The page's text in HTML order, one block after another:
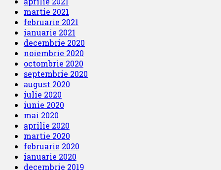
martie 2021
februarie 2021
ianuarie 2021
decembrie 2020
noiembrie 2020
octombrie 2020
septembrie 2020
august 2020
iulie 2020
iunie 2020
mai 2020
aprilie 2020
martie 2020
februarie 2020
ianuarie 2020
decembrie 2019